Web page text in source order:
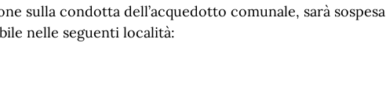
sulla condotta dell’acquedotto comunale, sarà sospesa
nelle seguenti località: